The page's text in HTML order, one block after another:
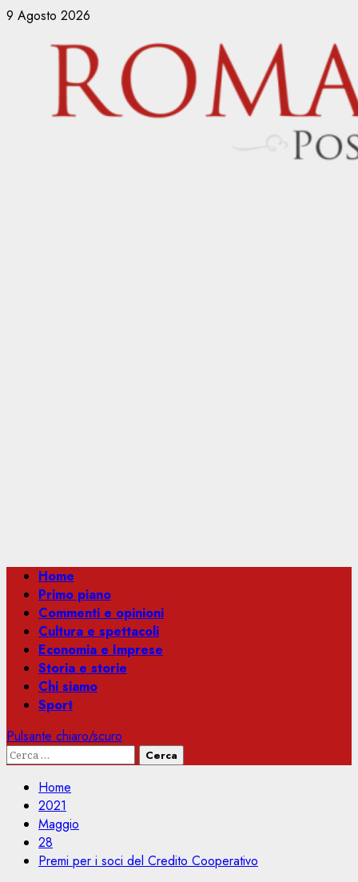
Vai
contenuto
9 Agosto 2026
Menu
principale
Home
Primo piano
Commenti e opinioni
Cultura e spettacoli
Economia e Imprese
Storia e storie
Chi siamo
Sport
Pulsante chiaro/scuro
Ricerca
Home
2021
Maggio
28
Premi per i soci del Credito Cooperativo